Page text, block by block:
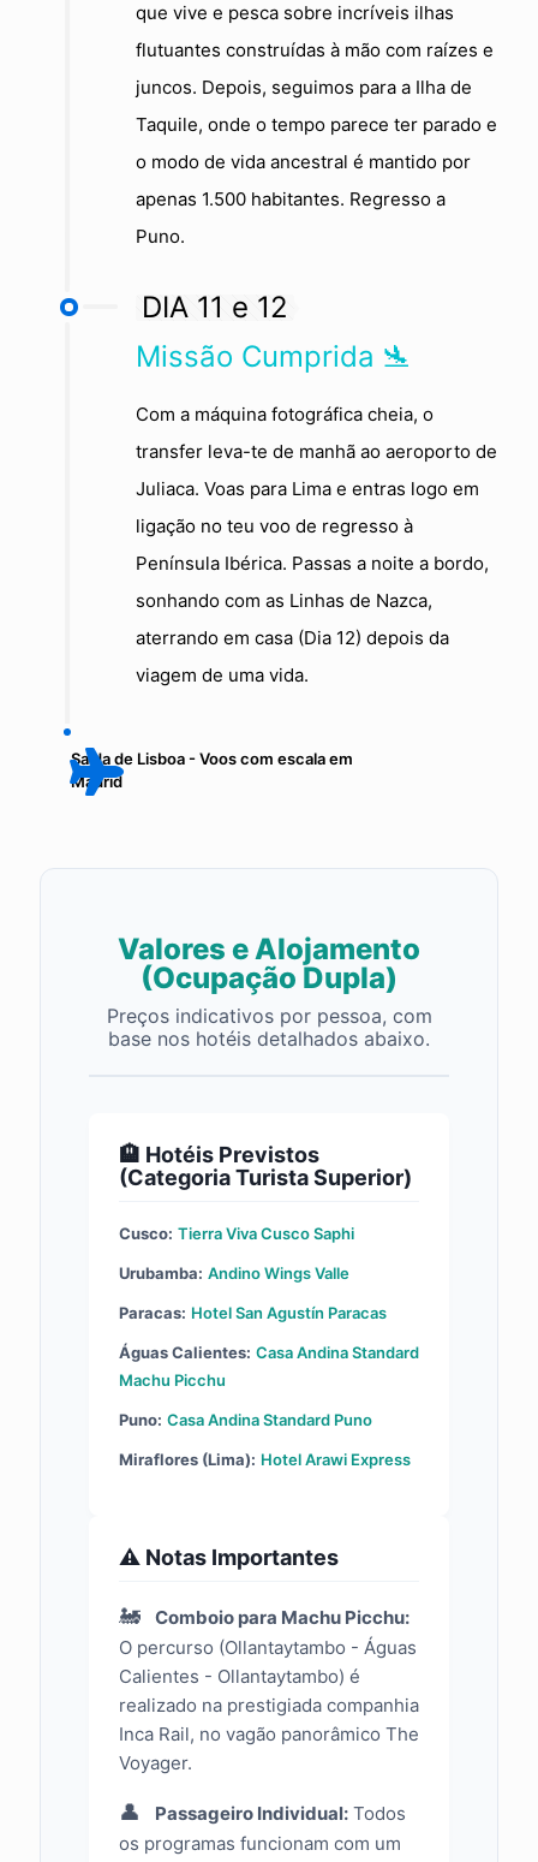
que vive e pesca sobre incríveis ilhas
flutuantes construídas à mão com raízes e
juncos. Depois, seguimos para a Ilha de
Taquile, onde o tempo parece ter parado e
o modo de vida ancestral é mantido por
apenas 1.500 habitantes. Regresso a
Puno.
DIA 11 e 12
Missão Cumprida 🛬
Com a máquina fotográfica cheia, o
transfer leva-te de manhã ao aeroporto de
Juliaca. Voas para Lima e entras logo em
ligação no teu voo de regresso à
Península Ibérica. Passas a noite a bordo,
sonhando com as Linhas de Nazca,
aterrando em casa (Dia 12) depois da
viagem de uma vida.
Saída de Lisboa - Voos com escala em
Madrid
Valores e Alojamento
(Ocupação Dupla)
Preços indicativos por pessoa, com
base nos hotéis detalhados abaixo.
🏨 Hotéis Previstos
(Categoria Turista Superior)
Cusco: Tierra Viva Cusco Saphi
Urubamba: Andino Wings Valle
Paracas: Hotel San Agustín Paracas
Águas Calientes: Casa Andina Standard
Machu Picchu
Puno: Casa Andina Standard Puno
Miraflores (Lima): Hotel Arawi Express
⚠️ Notas Importantes
🚂
Comboio para Machu Picchu:
O percurso (Ollantaytambo - Águas
Calientes - Ollantaytambo) é
realizado na prestigiada companhia
Inca Rail, no vagão panorâmico The
Voyager.
👤 Passageiro Individual: Todos
os programas funcionam com um